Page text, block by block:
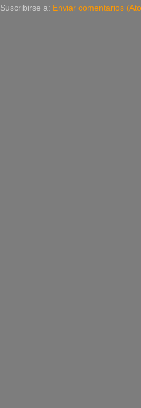
Suscribirse a: Enviar comentarios